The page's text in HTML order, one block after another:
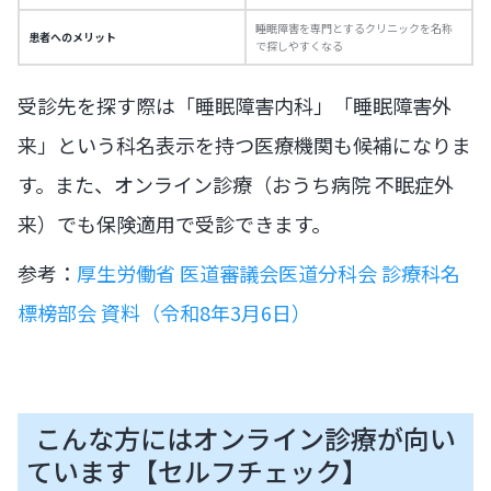
患者へのメリット
睡眠障害を専門とするクリニックを名称
で探しやすくなる
受診先を探す際は「睡眠障害内科」「睡眠障害外
来」という科名表示を持つ医療機関も候補になりま
す。また、オンライン診療（おうち病院 不眠症外
来）でも保険適用で受診できます。
参考： 厚生労働省 医道審議会医道分科会 診療科名
標榜部会 資料（令和8年3月6日）
こんな方にはオンライン診療が向い
ています【セルフチェック】